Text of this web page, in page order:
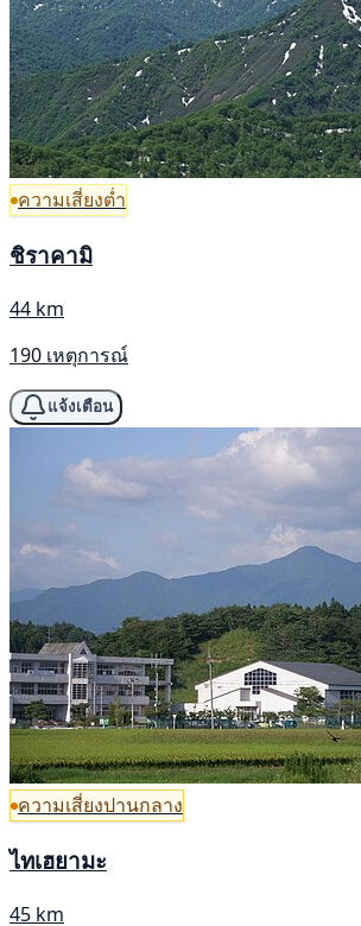
ความเสี่ยงต่ำ
ชิราคามิ
44 km
190 เหตุการณ์
แจ้งเตือน
ความเสี่ยงปานกลาง
ไทเฮยามะ
45 km